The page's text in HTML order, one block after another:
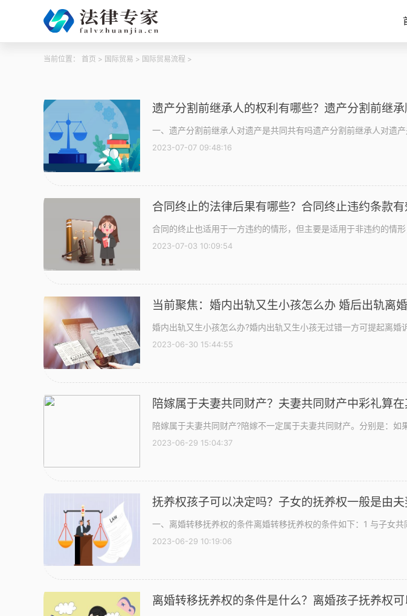
当前位置： 首页 > 国际贸易 > 国际贸易流程 >
遗产分割前继承人的权利有哪些？遗产分割前继
一、遗产分割前继承人对遗产是共同共有吗遗产分割前继承人对遗产
2023-07-07 09:48:16
合同终止的法律后果有哪些？合同终止违约条款有
合同的终止也适用于一方违约的情形，但主要是适用于非违约的情形
2023-07-03 10:09:54
当前聚焦：婚内出轨又生小孩怎么办 婚后出轨离婚
婚内出轨又生小孩怎么办?婚内出轨又生小孩无过错一方可提起离婚
2023-06-30 15:44:55
陪嫁属于夫妻共同财产？夫妻共同财产中彩礼算
陪嫁属于夫妻共同财产?陪嫁不一定属于夫妻共同财产。分别是：如
2023-06-29 15:04:37
抚养权孩子可以决定吗？子女的抚养权一般是由夫
一、离婚转移抚养权的条件离婚转移抚养权的条件如下：1 与子女共
2023-06-29 10:19:06
离婚转移抚养权的条件是什么？离婚孩子抚养权